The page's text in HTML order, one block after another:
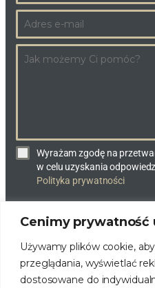
Cenimy
Używamy plików cookie,
przeglądania, wyświetlać
dostosowane do
Wyrażam zgodę na
w celu uzyskania
Polityka prywatności
WYŚLIJ